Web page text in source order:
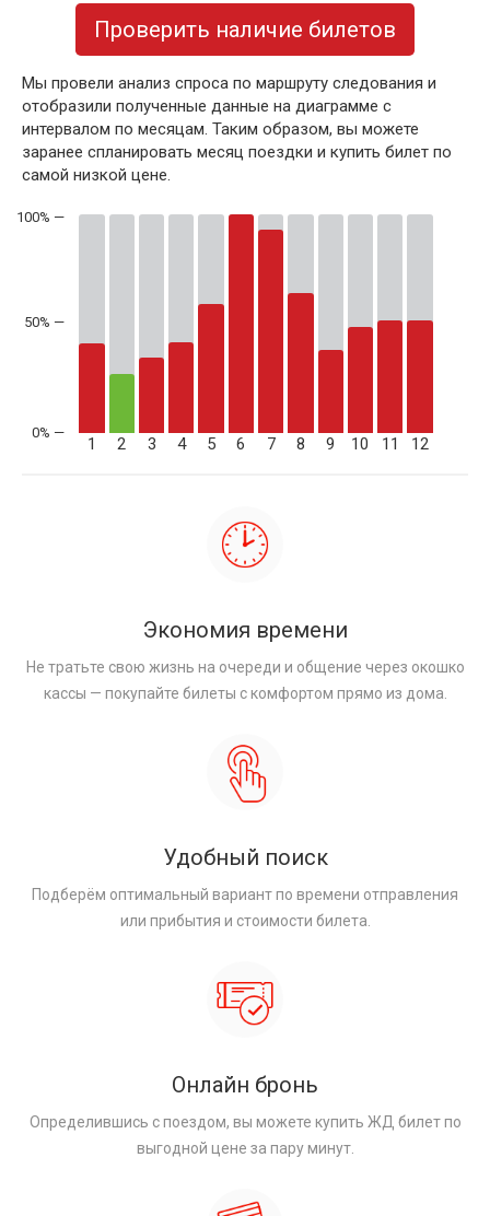
Проверить наличие билетов
Мы провели анализ спроса по маршруту следования и
отобразили полученные данные на диаграмме с
интервалом по месяцам. Таким образом, вы можете
заранее спланировать месяц поездки и купить билет по
самой низкой цене.
50% —
1 2 3 4 5 6 7 8 9 10 11 12
Экономия времени
Не тратьте свою жизнь на очереди и общение через окошко
кассы — покупайте билеты с комфортом прямо из дома.
Удобный поиск
Подберём оптимальный вариант по времени отправления
или прибытия и стоимости билета.
Онлайн бронь
Определившись с поездом, вы можете купить ЖД билет по
выгодной цене за пару минут.